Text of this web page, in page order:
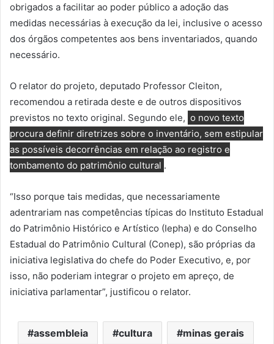
obrigados a facilitar ao poder público a adoção das
medidas necessárias à execução da lei, inclusive o acesso
dos órgãos competentes aos bens inventariados, quando
necessário.
O relator do projeto, deputado Professor Cleiton,
recomendou a retirada deste e de outros dispositivos
previstos no texto original. Segundo ele, o novo texto
procura definir diretrizes sobre o inventário, sem estipular
as possíveis decorrências em relação ao registro e
tombamento do patrimônio cultural .
“Isso porque tais medidas, que necessariamente
adentrariam nas competências típicas do Instituto Estadual
do Patrimônio Histórico e Artístico (Iepha) e do Conselho
Estadual do Patrimônio Cultural (Conep), são próprias da
iniciativa legislativa do chefe do Poder Executivo, e, por
isso, não poderiam integrar o projeto em apreço, de
iniciativa parlamentar”, justificou o relator.
assembleia cultura minas gerais